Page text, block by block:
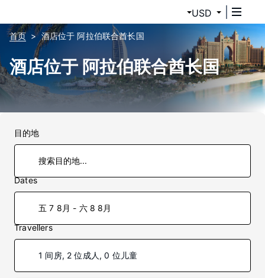
USD
首页 酒店位于 阿拉伯联合酋长国
酒店位于 阿拉伯联合酋长国
目的地
Dates
五 7 8月 - 六 8 8月
Travellers
1 间房, 2 位成人, 0 位儿童